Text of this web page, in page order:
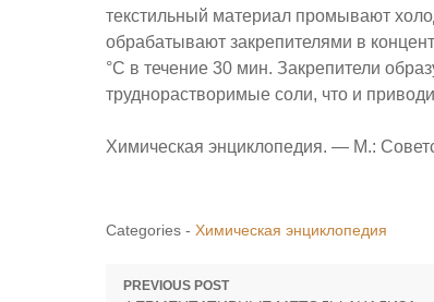
текстильный материал промывают
обрабатывают закрепителями в
°С в течение 30 мин. Закрепители
труднорастворимые соли, что и
Химическая энциклопедия. — М.:
Categories - Химическая энциклопедия
Навигация
PREVIOUS POST